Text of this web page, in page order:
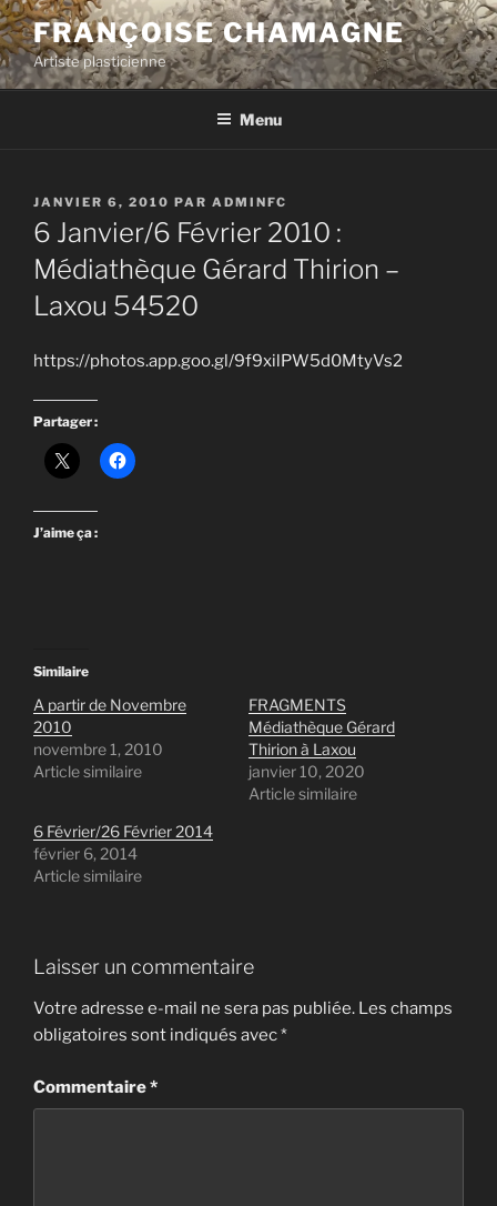
Aller
au
contenu
principal
FRANÇOISE CHAMAGNE
Artiste plasticienne
Menu
PUBLIÉ
LE
JANVIER 6, 2010 PAR ADMINFC
6 Janvier/6 Février 2010 :
Médiathèque Gérard Thirion –
Laxou 54520
https://photos.app.goo.gl/9f9xilPW5d0MtyVs2
Partager :
J’aime ça :
Similaire
A partir de Novembre
2010
novembre 1, 2010
Article similaire
FRAGMENTS
Médiathèque Gérard
Thirion à Laxou
janvier 10, 2020
Article similaire
6 Février/26 Février 2014
février 6, 2014
Article similaire
Laisser un commentaire
Votre adresse e-mail ne sera pas publiée. Les champs
obligatoires sont indiqués avec*
Commentaire*